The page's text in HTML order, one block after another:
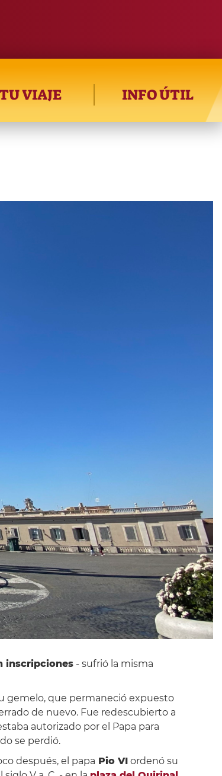
VIAJE INFO ÚTIL
inscripciones- sufrió la misma
gemelo, que permaneció expuesto
de nuevo. Fue redescubierto a
autorizado por el Papa para
se perdió.
después, el papa Pio VIordenó su